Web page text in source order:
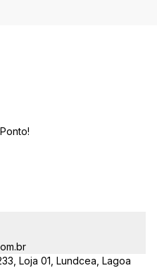
Loja 01, Lundcea, Lagoa